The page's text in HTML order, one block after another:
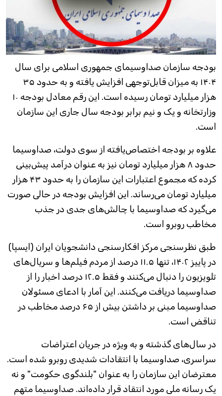
بودجه سازمان صداوسیمای جمهوری اسلامی برای سال
۱۴۰۴ به میزان قابل‌توجهی افزایش یافته و به حدود ۳۵
هزار میلیارد تومان رسیده است. این رقم معادل بودجه ۱۰
وزارتخانه و یک و نیم برابر بودجه سال جاری این سازمان
است.
علاوه بر بودجه اختصاص‌یافته از سوی دولت، صداوسیما
حدود ۸ هزار میلیارد تومان نیز به عنوان درآمد پیش‌بینی
کرده که مجموع اعتبارات این سازمان را به حدود ۴۳ هزار
میلیارد تومان می‌رساند. این افزایش بودجه در حالی صورت
می‌گیرد که صداوسیما با چالش‌های جدی در جذب
مخاطب روبرو است.
طبق نظرسنجی مرکز افکارسنجی دانشجویان ایران (ایسپا)
در پاییز ۱۴۰۲، تنها ۱۱.۵ درصد از مردم فیلم‌ها و سریال‌های
تلویزیون را دنبال می‌کنند و فقط ۱۲.۵ درصد اخبار را از
صداوسیما دریافت می‌کنند. این آمار با ادعای مسئولان
صداوسیما مبنی بر داشتن بیش از ۶۵ درصد مخاطب در
تناقض است.
در سال‌های گذشته و به ویژه در جریان اعتراضات
سراسری، صداوسیما با انتقادات شدیدی روبرو شده است.
معترضان این سازمان را به عنوان "بلندگوی حکومت" و نه
یک رسانه ملی مورد انتقاد قرار داده‌اند. صداوسیما متهم